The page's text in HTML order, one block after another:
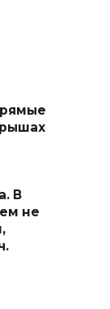
В
не